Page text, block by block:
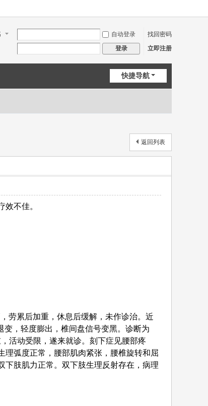
自动登录
找回密码
登录 立即注册
快捷导航
返回列表
不佳。
劳累后加重，休息后缓解，未作诊治。近
，轻度膨出，椎间盘信号变黑。诊断为
活动受限，遂来就诊。刻下症见腰部疼
理弧度正常，腰部肌肉紧张，腰椎旋转和屈
下肢肌力正常。双下肢生理反射存在，病理